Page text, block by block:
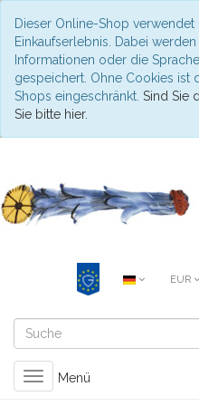
Dieser Online-Shop
Einkaufserlebnis. Dabei
Informationen oder die
gespeichert. Ohne Cookies ist
Shops eingeschränkt. Sind Sie
Sie bitte hier.
EUR
Toggle
navigation
Menü